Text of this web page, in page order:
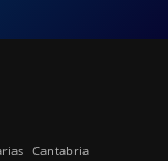
Cantabria